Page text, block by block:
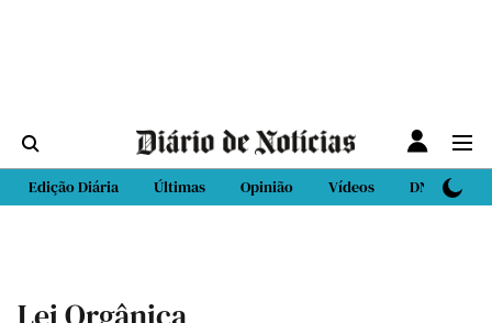
Edição Diária Últimas Opinião Vídeos DN Sport